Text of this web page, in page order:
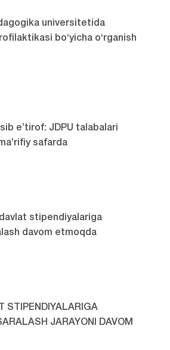
universitetida
bo‘yicha o‘rganish
e’tirof: JDPU talabalari
safarda
stipendiyalariga
davom etmoqda
STIPENDIYALARIGA
JARAYONI DAVOM